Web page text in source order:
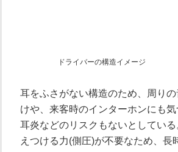
ドライバーの構造イメージ
耳をふさがない構造のため、周り
けや、来客時のインターホンにも
耳炎などのリスクもないとしてい
えつける力(側圧)が不要なため、長